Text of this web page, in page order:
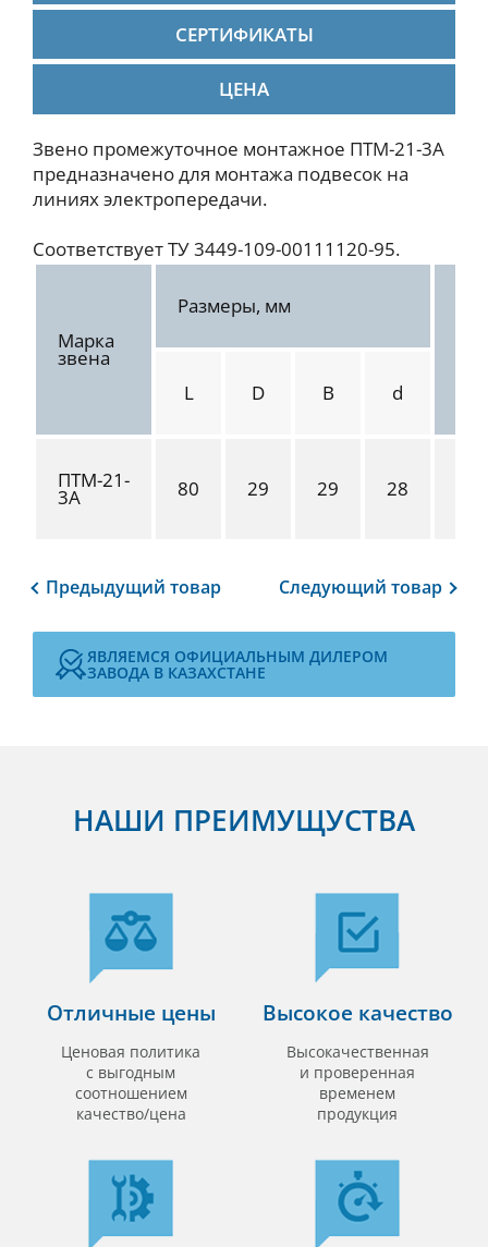
СЕРТИФИКАТЫ
ЦЕНА
Звено промежуточное монтажное ПТМ-21-3А
предназначено для монтажа подвесок на
линиях электропередачи.
Соответствует ТУ 3449-109-00111120-95.
Марка
звена
Размеры, мм
L
D B d
ПТМ-21-
3А 80 29 29 28
Предыдущий товар Следующий товар
ЯВЛЯЕМСЯ ОФИЦИАЛЬНЫМ ДИЛЕРОМ
ЗАВОДА В КАЗАХСТАНЕ
НАШИ ПРЕИМУЩУСТВА
Отличные цены
Ценовая политика
с выгодным
соотношением
качество/цена
Высокое качество
Высокачественная
и проверенная
временем
продукция